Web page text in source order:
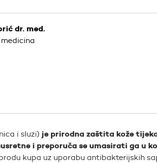
dr. med.
i sluzi) je prirodna zaštita kože
i preporuča se umasirati ga u
kupa uz uporabu antibakterijskih